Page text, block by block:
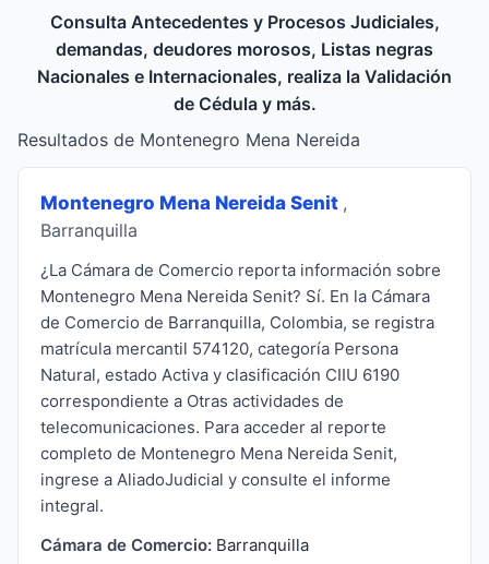
Consulta Antecedentes y Procesos Judiciales,
demandas, deudores morosos, Listas negras
Nacionales e Internacionales, realiza la Validación
de Cédula y más.
Resultados de Montenegro Mena Nereida
Montenegro Mena Nereida Senit ,
Barranquilla
¿La Cámara de Comercio reporta información sobre
Montenegro Mena Nereida Senit? Sí. En la Cámara
de Comercio de Barranquilla, Colombia, se registra
matrícula mercantil 574120, categoría Persona
Natural, estado Activa y clasificación CIIU 6190
correspondiente a Otras actividades de
telecomunicaciones. Para acceder al reporte
completo de Montenegro Mena Nereida Senit,
ingrese a AliadoJudicial y consulte el informe
integral.
Cámara de Comercio: Barranquilla